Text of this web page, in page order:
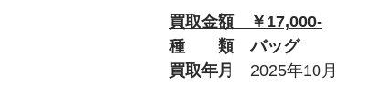
チューダー トムフォード
買取金額　￥17,000-
種　　類　バッグ
買取年月 2025年10月